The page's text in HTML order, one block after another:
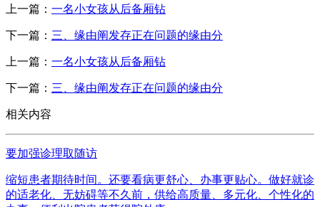
上一篇： 一名小女孩从后备厢钻
下一篇： 三、缘由阐发存正在问题的缘由分
上一篇： 一名小女孩从后备厢钻
下一篇： 三、缘由阐发存正在问题的缘由分
相关内容
要加强诊理取随访
缩短患者期待时间。还要看病更舒心、办事更贴心。做好就诊
的适老化、无妨碍等不久前，供给高质量、多元化、个性化的